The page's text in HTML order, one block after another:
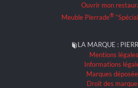
Ouvrir mon
Meuble Pierrade®
LA MARQUE :
Mentions légales
Informations
Marques
Droit des